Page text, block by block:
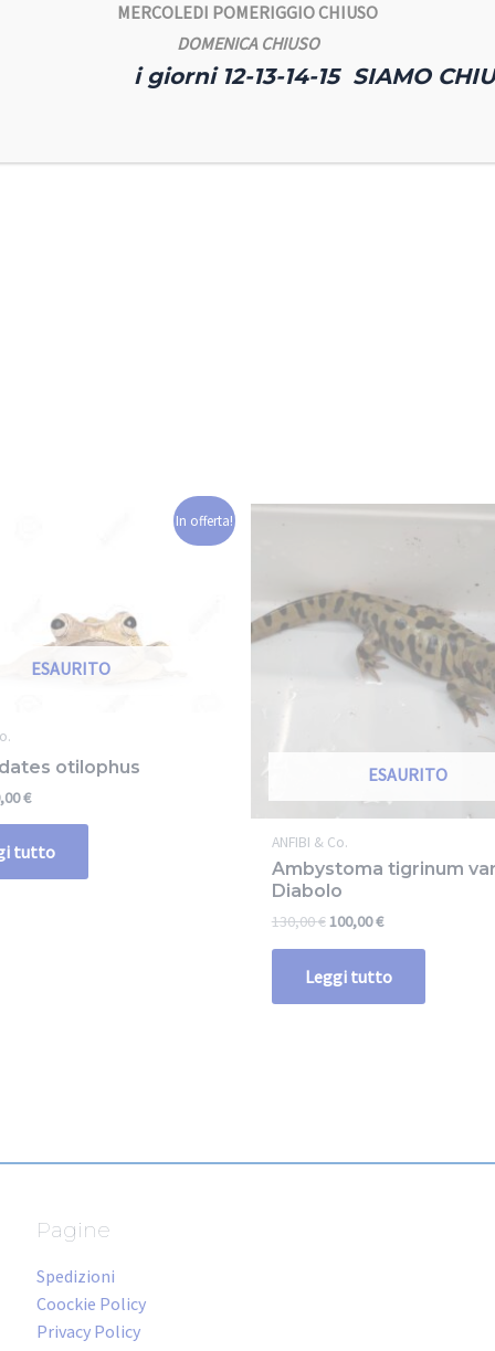
In offerta!
ESAURITO
otilophus
€
tutto
ESAURITO
ANFIBI & Co.
Ambystoma tigrinum
Diabolo
130,00€100,00€
Leggi tutto
Pagine
Spedizioni
Coockie Policy
Privacy Policy
MERCOLEDI POMERIGGIO CHIUSO
DOMENICA CHIUSO
i giorni 12-13-14-15 SIAMO